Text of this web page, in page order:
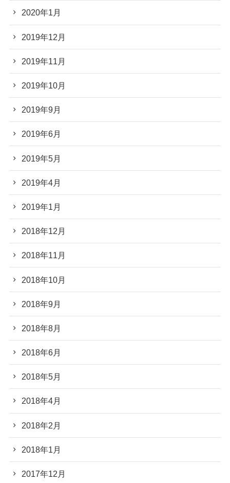
2020年1月
2019年12月
2019年11月
2019年10月
2019年9月
2019年6月
2019年5月
2019年4月
2019年1月
2018年12月
2018年11月
2018年10月
2018年9月
2018年8月
2018年6月
2018年5月
2018年4月
2018年2月
2018年1月
2017年12月